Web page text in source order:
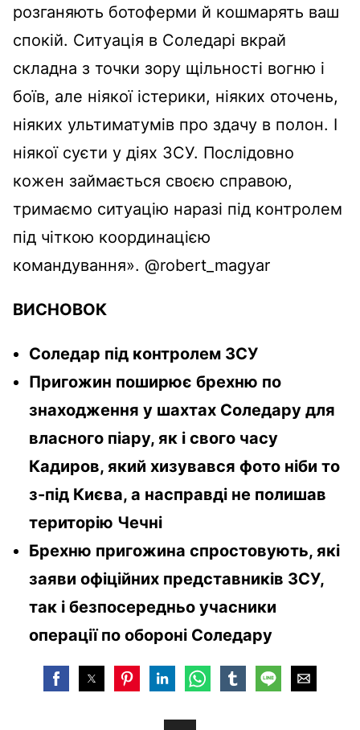
розганяють ботоферми й кошмарять ваш
спокій. Ситуація в Соледарі вкрай
складна з точки зору щільності вогню і
боїв, але ніякої істерики, ніяких оточень,
ніяких ультиматумів про здачу в полон. І
ніякої суєти у діях ЗСУ. Послідовно
кожен займається своєю справою,
тримаємо ситуацію наразі під контролем
під чіткою координацією
командування». @robert_magyar
ВИСНОВОК
Соледар під контролем ЗСУ
Пригожин поширює брехню по
знаходження у шахтах Соледару для
власного піару, як і свого часу
Кадиров, який хизувався фото ніби то
з-під Києва, а насправді не полишав
територію Чечні
Брехню пригожина спростовують, які
заяви офіційних представників ЗСУ,
так і безпосередньо учасники
операції по обороні Соледару